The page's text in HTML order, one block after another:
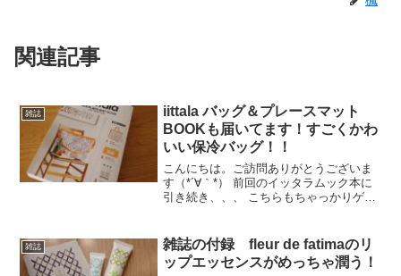
関連記事
雑誌
iittala バッグ＆プレースマット
BOOKも届いてます！すごくかわ
いい保冷バッグ！！
こんにちは。ご訪問ありがとうございま
す（*´∀｀*） 前回のイッタラムック本に
引き続き、、、 こちらもちゃっかりゲッ
ー！！ 通常の付録は赤です。iittala BA...
雑誌
雑誌の付録 fleur de fatimaのリ
ップエッセンスがめっちゃ潤う！